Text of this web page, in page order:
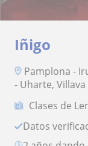
Iñigo
Pamplona -
- Uharte,
Clases de
Datos